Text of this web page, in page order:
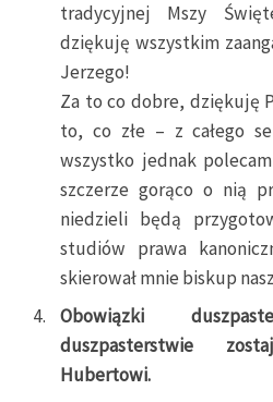
tradycyjnej Mszy
dziękuję wszystkim
Jerzego!
Za to co dobre, dziękuję
to, co złe – z całego
wszystko jednak
szczerze gorąco o nią
niedzieli będą
studiów prawa
skierował mnie biskup
Obowiązki
duszpasterstwie
Hubertowi.